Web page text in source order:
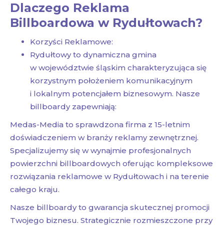
Dlaczego Reklama
Billboardowa w Rydułtowach?
Korzyści Reklamowe:
Rydułtowy to dynamiczna gmina
w województwie śląskim charakteryzująca się
korzystnym położeniem komunikacyjnym
i lokalnym potencjałem biznesowym. Nasze
billboardy zapewniają:
Medas-Media to sprawdzona firma z 15-letnim
doświadczeniem w branży reklamy zewnętrznej.
Specjalizujemy się w wynajmie profesjonalnych
powierzchni billboardowych oferując kompleksowe
rozwiązania reklamowe w Rydułtowach i na terenie
całego kraju.
Nasze billboardy to gwarancja skutecznej promocji
Twojego biznesu. Strategicznie rozmieszczone przy